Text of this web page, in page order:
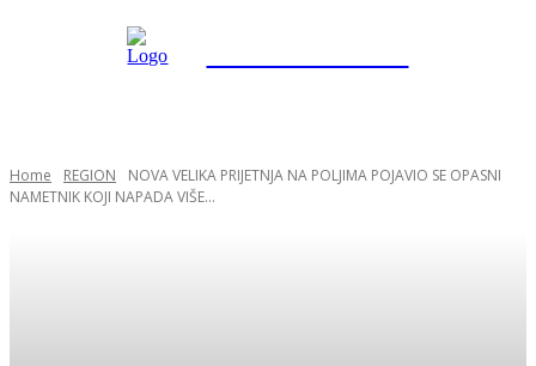
Home REGION
NOVA VELIKA PRIJETNJA NA POLJIMA POJAVIO SE OPASNI
NAMETNIK KOJI NAPADA VIŠE...